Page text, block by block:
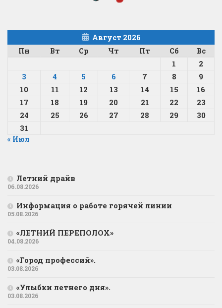
Август 2026
Пн
Вт Ср Чт Пт Сб Вс
1
2
3
4 5 6 7 8
9
10
11 12 13 14 15
16
17
18 19 20 21 22
23
24
25 26 27 28 29
30
31
« Июл
Летний драйв
06.08.2026
Информация о работе горячей линии
05.08.2026
«ЛЕТНИЙ ПЕРЕПОЛОХ»
04.08.2026
«Город профессий».
03.08.2026
«Улыбки летнего дня».
03.08.2026